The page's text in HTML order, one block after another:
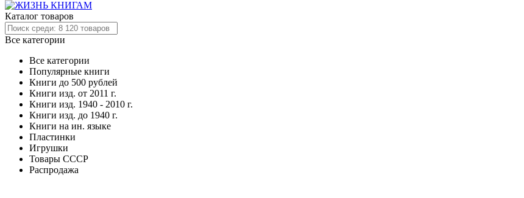
Каталог товаров
Все категории
Все категории
Популярные книги
Книги до 500 рублей
Книги изд. от 2011 г.
Книги изд. 1940 - 2010 г.
Книги изд. до 1940 г.
Книги на ин. языке
Пластинки
Игрушки
Товары СССР
Распродажа